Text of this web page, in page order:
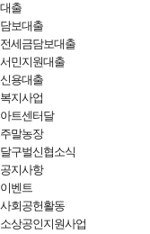
대출
담보대출
전세금담보대출
서민지원대출
신용대출
복지사업
아트센터달
주말농장
달구벌신협소식
공지사항
이벤트
사회공헌활동
소상공인지원사업